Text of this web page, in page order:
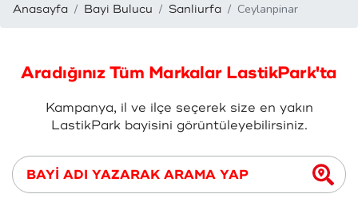
Anasayfa Bayi Bulucu Sanliurfa Ceylanpinar
Aradığınız Tüm Markalar LastikPark'ta
Kampanya, il ve ilçe seçerek size en yakın
LastikPark bayisini görüntüleyebilirsiniz.